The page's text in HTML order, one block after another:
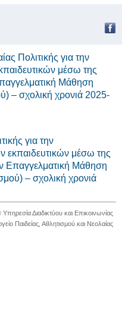
Πολιτικής για την
μέσω της
Μάθηση
– σχολική χρονιά 2025-
για την
εκπαιδευτικών μέσω της
Επαγγελματική Μάθηση
– σχολική χρονιά
Διαδικτύου και Επικοινωνίας
Παιδείας, Αθλητισμού και Νεολαίας